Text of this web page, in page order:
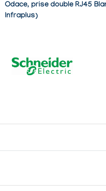
Odace, prise double RJ45
Infraplus)